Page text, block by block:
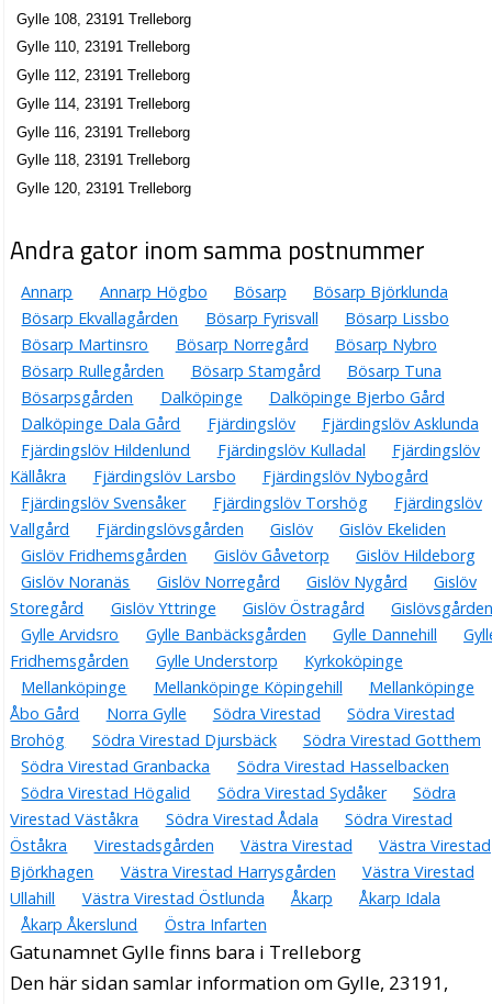
Gylle 108, 23191 Trelleborg
Gylle 110, 23191 Trelleborg
Gylle 112, 23191 Trelleborg
Gylle 114, 23191 Trelleborg
Gylle 116, 23191 Trelleborg
Gylle 118, 23191 Trelleborg
Gylle 120, 23191 Trelleborg
Andra gator inom samma postnummer
Annarp Annarp Högbo Bösarp
Bösarp Björklunda
Bösarp Ekvallagården
Bösarp Fyrisvall
Bösarp Lissbo
Bösarp Martinsro
Bösarp Norregård
Bösarp Nybro
Bösarp Rullegården
Bösarp Stamgård
Bösarp Tuna
Bösarpsgården
Dalköpinge
Dalköpinge Bjerbo Gård
Dalköpinge Dala Gård
Fjärdingslöv
Fjärdingslöv Asklunda
Fjärdingslöv Hildenlund
Fjärdingslöv Kulladal
Fjärdingslöv
Källåkra
Fjärdingslöv Larsbo
Fjärdingslöv Nybogård
Fjärdingslöv Svensåker
Fjärdingslöv Torshög
Fjärdingslöv
Vallgård
Fjärdingslövsgården Gislöv
Gislöv Ekeliden
Gislöv Fridhemsgården
Gislöv Gåvetorp
Gislöv Hildeborg
Gislöv Noranäs
Gislöv Norregård Gislöv Nygård
Gislöv
Storegård
Gislöv Yttringe Gislöv Östragård
Gislövsgården
Gylle Arvidsro
Gylle Banbäcksgården Gylle Dannehill
Fridhemsgården
Gylle Understorp
Kyrkoköpinge
Mellanköpinge
Mellanköpinge Köpingehill
Mellanköpinge
Åbo Gård
Norra Gylle Södra Virestad
Södra Virestad
Brohög
Södra Virestad Djursbäck
Södra Virestad Gotthem
Södra Virestad Granbacka
Södra Virestad Hasselbacken
Södra Virestad Högalid
Södra Virestad Sydåker
Södra
Virestad Väståkra
Södra Virestad Ådala
Södra Virestad
Öståkra
Virestadsgården Västra Virestad
Västra Virestad
Björkhagen
Västra Virestad Harrysgården
Västra Virestad
Ullahill
Västra Virestad Östlunda Åkarp
Åkarp Idala
Åkarp Åkerslund
Östra Infarten
Gatunamnet Gylle finns bara i Trelleborg
Den här sidan samlar information om Gylle, 23191,